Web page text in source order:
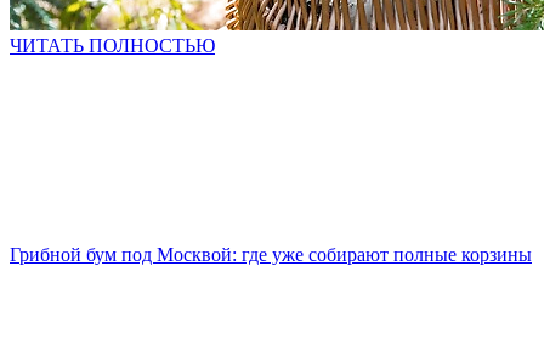
ЧИТАТЬ ПОЛНОСТЬЮ
Грибной бум под Москвой: где уже собирают полные корзины